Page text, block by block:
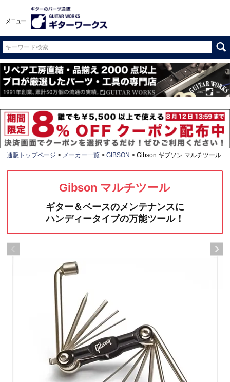
メニュー
通販トップページ メーカー一覧 GIBSON Gibson ギブソン マルチツール
Gibson マルチツール
ギター＆ベースのメンテナンスに
ハンディータイプの万能ツール！